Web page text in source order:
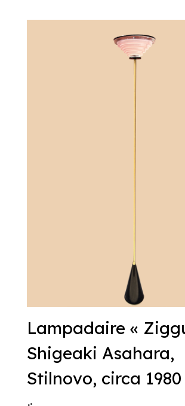
Lampadaire «
Shigeaki Asahara,
Stilnovo, circa 1980